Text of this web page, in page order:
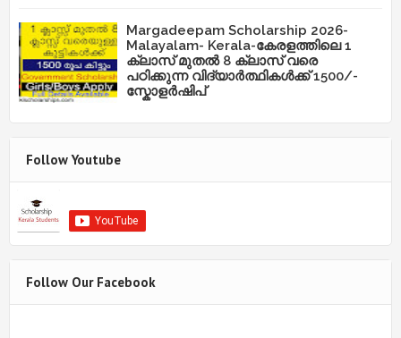
Margadeepam Scholarship 2026-
Malayalam- Kerala-കേരളത്തിലെ 1
ക്ലാസ് മുതൽ 8 ക്ലാസ് വരെ
പഠിക്കുന്ന വിദ്യാർത്ഥികൾക്ക് 1500/-
സ്കോളർഷിപ്
Follow Youtube
Follow Our Facebook